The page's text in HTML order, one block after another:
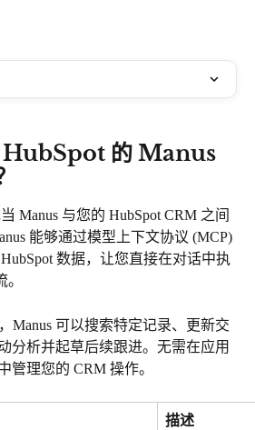
HubSpot 的 Manus
Manus 与您的 HubSpot CRM 之间
能够通过模型上下文协议 (MCP)
数据，让您直接在对话中执
Manus 可以搜索特定记录、更新交
分析并起草后续跟进。无需在应用
管理您的 CRM 操作。
描述